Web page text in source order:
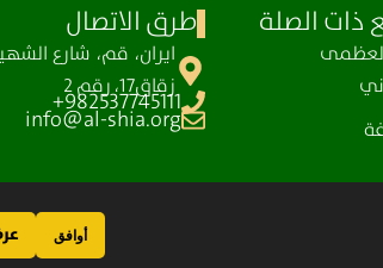
ذات الصلة
العظمی
طرق الاتصال
ايران، قم، شارع
زقاق17، رقم 2
982537745111+
info@al-shia.org
أوافق